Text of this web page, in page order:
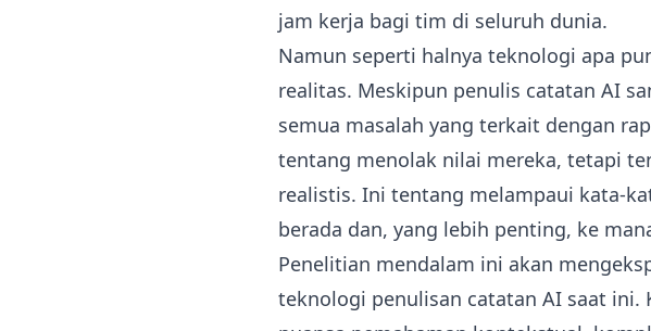
jam kerja bagi tim di seluruh dunia.
Namun seperti halnya teknologi apa
realitas. Meskipun penulis catatan AI
semua masalah yang terkait dengan
tentang menolak nilai mereka, tetapi
realistis. Ini tentang melampaui kata-
berada dan, yang lebih penting, ke
Penelitian mendalam ini akan
teknologi penulisan catatan AI saat